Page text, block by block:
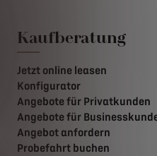
Kaufberatung
Jetzt online leasen
Konfigurator
Angebote für Privatkunden
Angebote für
Angebot anfordern
Probefahrt buchen